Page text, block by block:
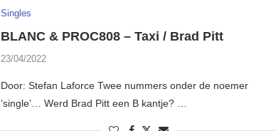
Singles
BLANC & PROC808 – Taxi / Brad Pitt
23/04/2022
Door: Stefan Laforce Twee nummers onder de noemer
‘single’… Werd Brad Pitt een B kantje? …